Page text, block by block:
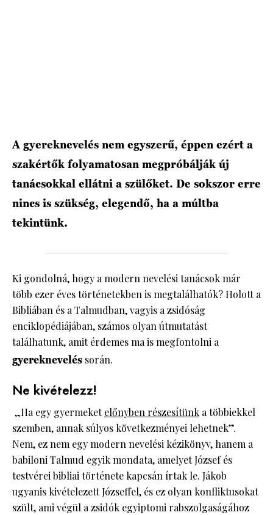
A gyereknevelés nem egyszerű, éppen ezért a
szakértők folyamatosan megpróbálják új
tanácsokkal ellátni a szülőket. De sokszor erre
nincs is szükség, elegendő, ha a múltba
tekintünk.
Ki gondolná, hogy a modern nevelési tanácsok már
több ezer éves történetekben is megtalálhatók? Holott a
Bibliában és a Talmudban, vagyis a zsidóság
enciklopédiájában, számos olyan útmutatást
találhatunk, amit érdemes ma is megfontolni a
gyereknevelés során.
Ne kivételezz!
„Ha egy gyermeketelőnyben részesítünk a többiekkel
szemben, annak súlyos következményei lehetnek”.
Nem, ez nem egy modern nevelési kézikönyv, hanem a
babiloni Talmud egyik mondata, amelyet József és
testvérei bibliai története kapcsán írtak le. Jákob
ugyanis kivételezett Józseffel, és ez olyan konfliktusokat
szült, ami végül a zsidók egyiptomi rabszolgaságához